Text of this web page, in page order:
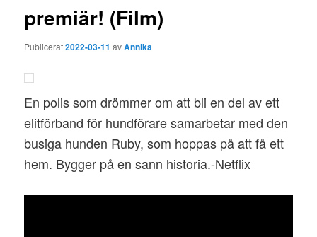
premiär! (Film)
Publicerat2022-03-11 avAnnika
En polis som drömmer om att bli en del av ett
elitförband för hundförare samarbetar med den
busiga hunden Ruby, som hoppas på att få ett
hem. Bygger på en sann historia.-Netflix